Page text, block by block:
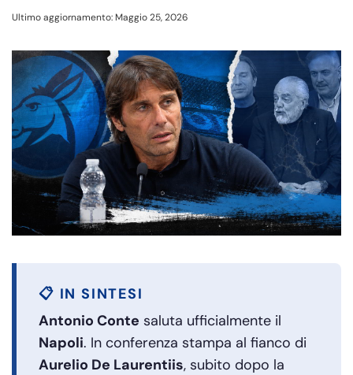
Ultimo aggiornamento: Maggio 25, 2026
📋 IN SINTESI
Antonio Conte saluta ufficialmente il
Napoli. In conferenza stampa al fianco di
Aurelio De Laurentiis, subito dopo la